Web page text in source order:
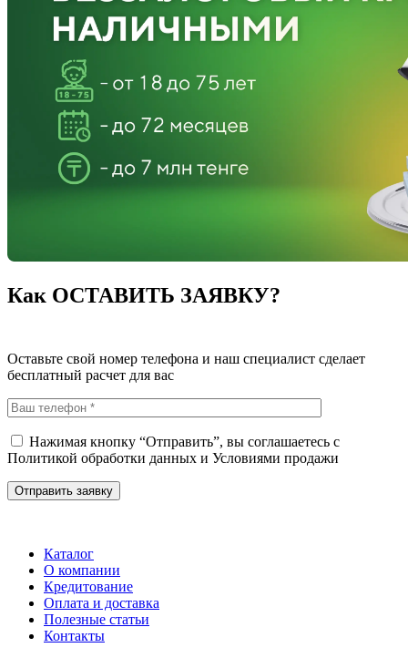
Как ОСТАВИТЬ ЗАЯВКУ?
Оставьте свой номер телефона и наш специалист сделает
бесплатный расчет для вас
Нажимая кнопку “Отправить”, вы соглашаетесь с
Политикой обработки данных и Условиями продажи
Каталог
О компании
Кредитование
Оплата и доставка
Полезные статьи
Контакты